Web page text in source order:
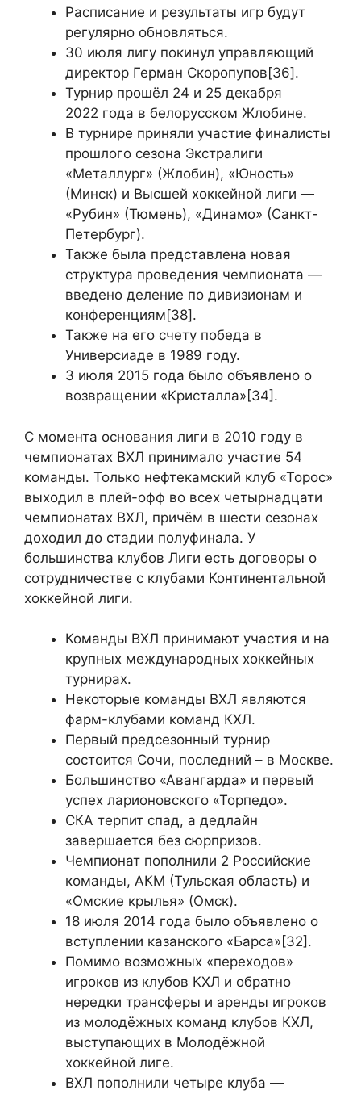
Расписание и результаты игр будут
регулярно обновляться.
30 июля лигу покинул управляющий
директор Герман Скоропупов[36].
Турнир прошёл 24 и 25 декабря
2022 года в белорусском Жлобине.
В турнире приняли участие финалисты
прошлого сезона Экстралиги
«Металлург» (Жлобин), «Юность»
(Минск) и Высшей хоккейной лиги —
«Рубин» (Тюмень), «Динамо» (Санкт-
Петербург).
Также была представлена новая
структура проведения чемпионата —
введено деление по дивизионам и
конференциям[38].
Также на его счету победа в
Универсиаде в 1989 году.
3 июля 2015 года было объявлено о
возвращении «Кристалла»[34].
С момента основания лиги в 2010 году в
чемпионатах ВХЛ принимало участие 54
команды. Только нефтекамский клуб «Торос»
выходил в плей-офф во всех четырнадцати
чемпионатах ВХЛ, причём в шести сезонах
доходил до стадии полуфинала. У
большинства клубов Лиги есть договоры о
сотрудничестве с клубами Континентальной
хоккейной лиги.
Команды ВХЛ принимают участия и на
крупных международных хоккейных
турнирах.
Некоторые команды ВХЛ являются
фарм-клубами команд КХЛ.
Первый предсезонный турнир
состоится Сочи, последний – в Москве.
Большинство «Авангарда» и первый
успех ларионовского «Торпедо».
СКА терпит спад, а дедлайн
завершается без сюрпризов.
Чемпионат пополнили 2 Российские
команды, АКМ (Тульская область) и
«Омские крылья» (Омск).
18 июля 2014 года было объявлено о
вступлении казанского «Барса»[32].
Помимо возможных «переходов»
игроков из клубов КХЛ и обратно
нередки трансферы и аренды игроков
из молодёжных команд клубов КХЛ,
выступающих в Молодёжной
хоккейной лиге.
ВХЛ пополнили четыре клуба —